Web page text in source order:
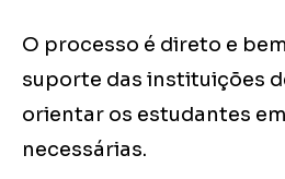
O processo é direto e
suporte das instituições
orientar os estudantes
necessárias.